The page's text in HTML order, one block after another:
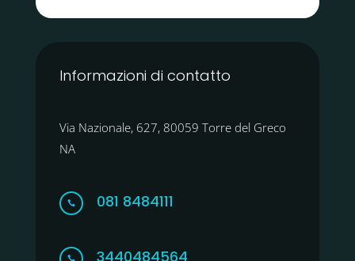
Informazioni di contatto
Via Nazionale, 627, 80059 Torre del Greco
NA
 081 8484111
 3440484564